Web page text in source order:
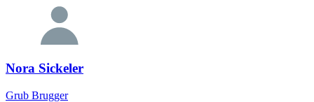
Nora Sickeler
Grub Brugger